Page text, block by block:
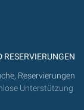
Reservierungen
Unterstützung